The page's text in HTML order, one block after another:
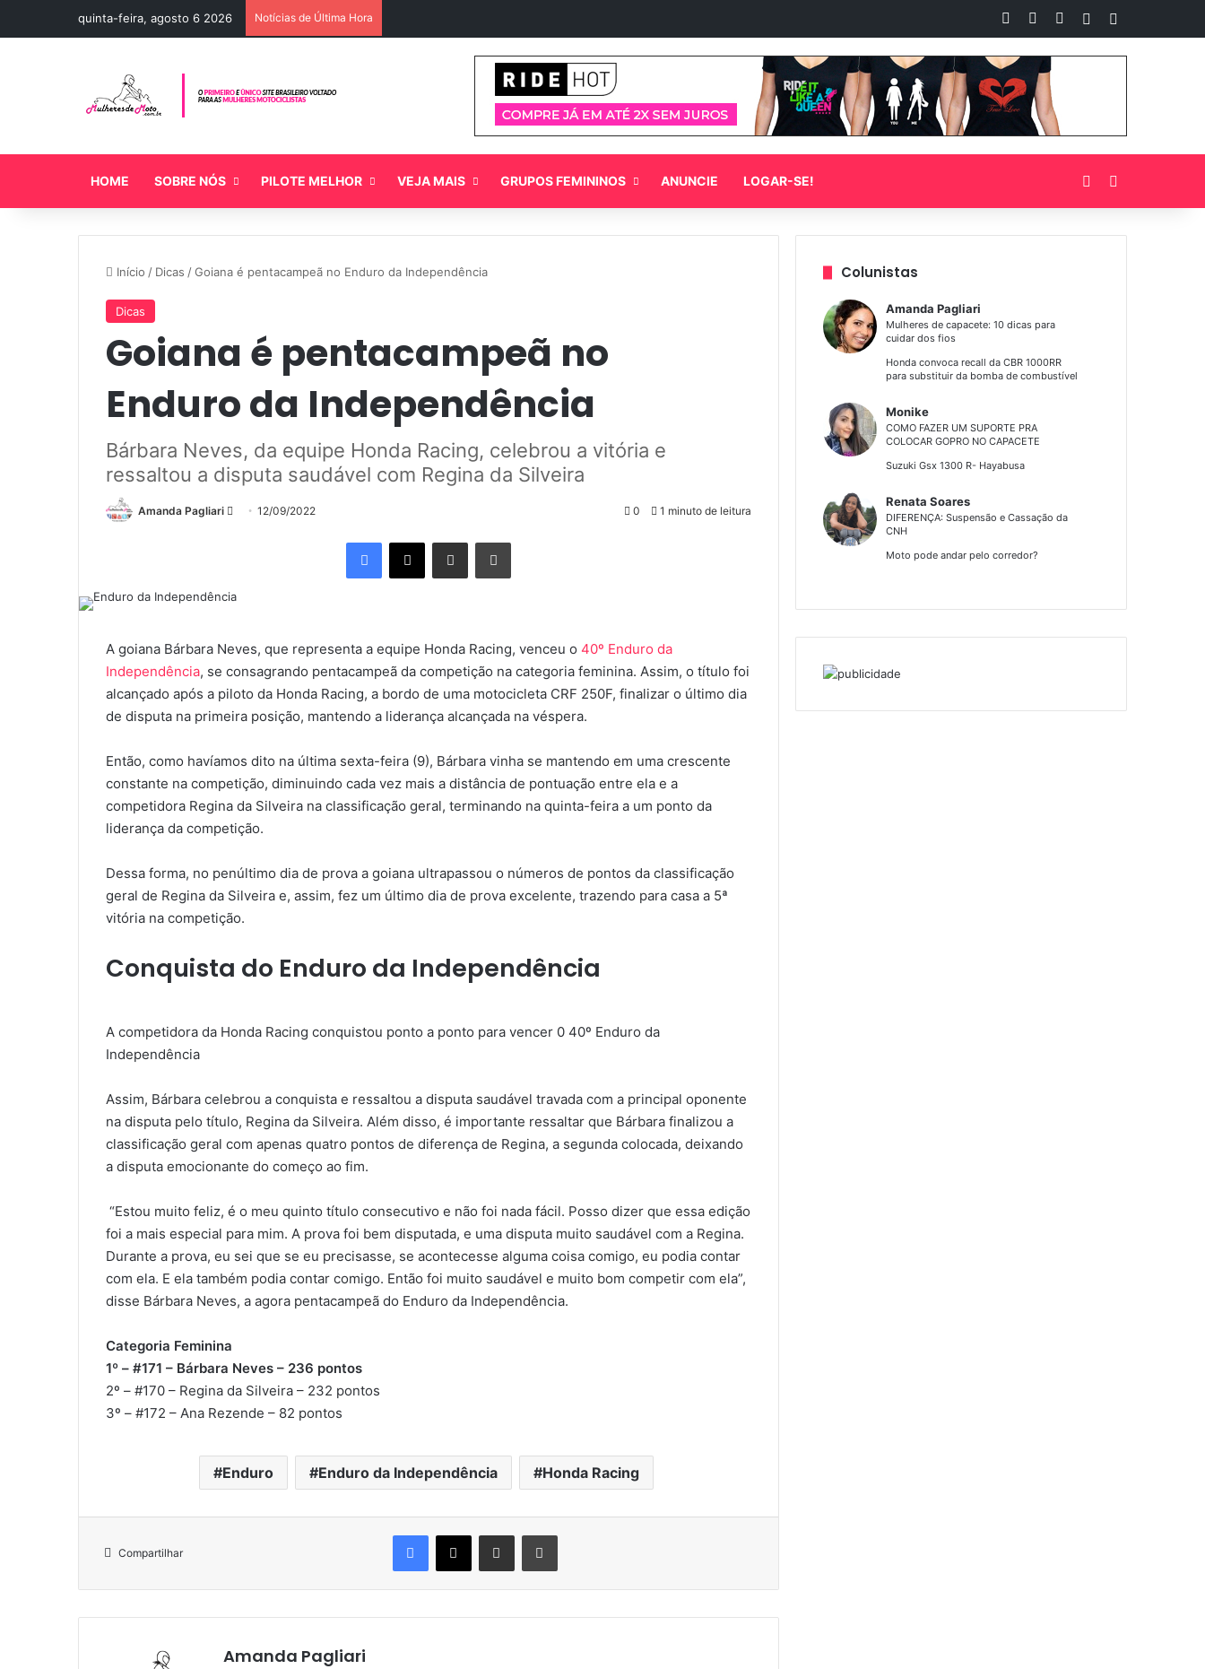
quinta-feira, agosto 6 2026 Notícias de Última Hora FacebookYouTubeInstagramArtigo aleatório
HOME SOBRE NÓS PILOTE MELHOR VEJA MAIS GRUPOS FEMININOS ANUNCIE LOGAR-SE! Entrar
Início / Dicas /Goiana é pentacampeã no Enduro da Independência
Dicas
Goiana é pentacampeã no
Enduro da Independência
Bárbara Neves, da equipe Honda Racing, celebrou a vitória e
ressaltou a disputa saudável com Regina da Silveira
Amanda Pagliari
Mande12/09/2022 0 1 minuto de leitura
Facebook
X Compartilhar via e-mail Imprimir
A goiana Bárbara Neves, que representa a equipe Honda Racing, venceu o 40º Enduro da
Independência, se consagrando pentacampeã da competição na categoria feminina. Assim, o título foi
alcançado após a piloto da Honda Racing, a bordo de uma motocicleta CRF 250F, finalizar o último dia
de disputa na primeira posição, mantendo a liderança alcançada na véspera.
Então, como havíamos dito na última sexta-feira (9), Bárbara vinha se mantendo em uma crescente
constante na competição, diminuindo cada vez mais a distância de pontuação entre ela e a
competidora Regina da Silveira na classificação geral, terminando na quinta-feira a um ponto da
liderança da competição.
Dessa forma, no penúltimo dia de prova a goiana ultrapassou o números de pontos da classificação
geral de Regina da Silveira e, assim, fez um último dia de prova excelente, trazendo para casa a 5ª
vitória na competição.
Conquista do Enduro da Independência
A competidora da Honda Racing conquistou ponto a ponto para vencer 0 40º Enduro da
Independência
Assim, Bárbara celebrou a conquista e ressaltou a disputa saudável travada com a principal oponente
na disputa pelo título, Regina da Silveira. Além disso, é importante ressaltar que Bárbara finalizou a
classificação geral com apenas quatro pontos de diferença de Regina, a segunda colocada, deixando
a disputa emocionante do começo ao fim.
“Estou muito feliz, é o meu quinto título consecutivo e não foi nada fácil. Posso dizer que essa edição
foi a mais especial para mim. A prova foi bem disputada, e uma disputa muito saudável com a Regina.
Durante a prova, eu sei que se eu precisasse, se acontecesse alguma coisa comigo, eu podia contar
com ela. E ela também podia contar comigo. Então foi muito saudável e muito bom competir com ela”,
disse Bárbara Neves, a agora pentacampeã do Enduro da Independência.
Categoria Feminina
1º – #171 – Bárbara Neves – 236 pontos
2º – #170 – Regina da Silveira – 232 pontos
3º – #172 – Ana Rezende – 82 pontos
Enduro Enduro da Independência Honda Racing
Compartilhar
Facebook
X Compartilhar via e-mail Imprimir
Amanda Pagliari
Colunistas
Amanda Pagliari
Mulheres de capacete: 10 dicas para
cuidar dos fios
Honda convoca recall da CBR 1000RR
para substituir da bomba de combustível
Monike
COMO FAZER UM SUPORTE PRA
COLOCAR GOPRO NO CAPACETE
Suzuki Gsx 1300 R- Hayabusa
Renata Soares
DIFERENÇA: Suspensão e Cassação da
CNH
Moto pode andar pelo corredor?